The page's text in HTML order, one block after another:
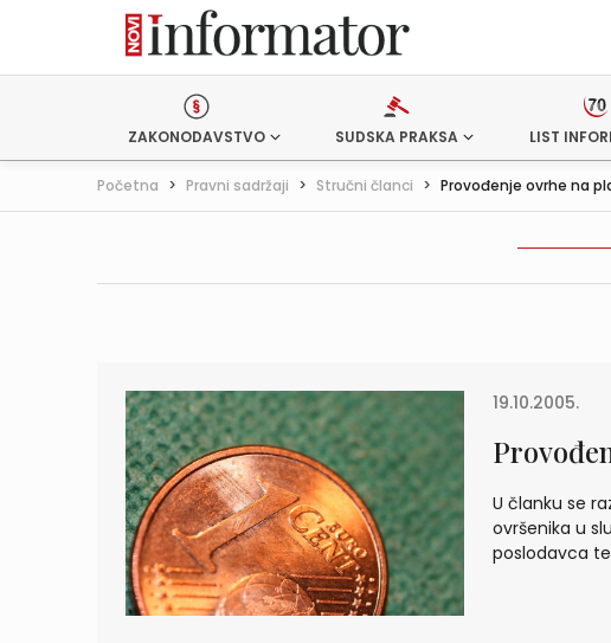
ZAKONODAVSTVO SUDSKA PRAKSA LIST
Početna > Pravni sadržaji > Stručni članci > Provođenje ovrhe na
19.10.2005.
U članku se
ovršenika u
poslodavca